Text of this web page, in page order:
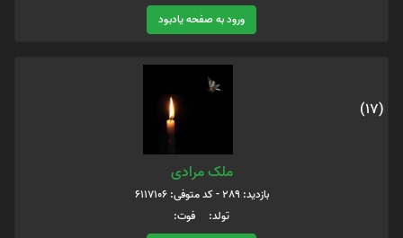
ورود به صفحه یادبود
(17)
ملک مرادی
بازدید: 289 - کد متوفی: 6117106
تولد: فوت: